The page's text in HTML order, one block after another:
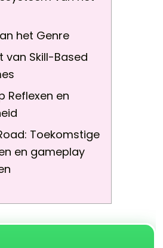
het Genre
van Skill-Based
Reflexen en
Toekomstige
en gameplay